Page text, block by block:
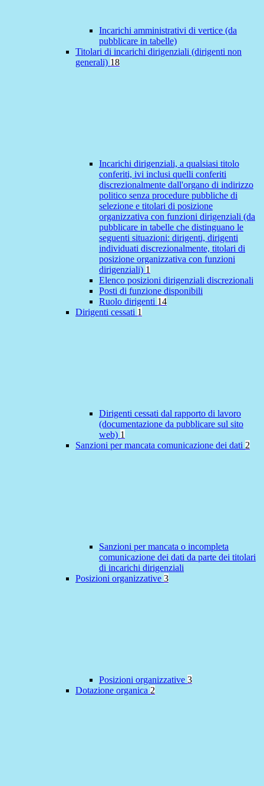
Incarichi amministrativi di vertice (da
pubblicare in tabelle)
Titolari di incarichi dirigenziali (dirigenti non
generali) 18
Incarichi dirigenziali, a qualsiasi titolo
conferiti, ivi inclusi quelli conferiti
discrezionalmente dall'organo di indirizzo
politico senza procedure pubbliche di
selezione e titolari di posizione
organizzativa con funzioni dirigenziali (da
pubblicare in tabelle che distinguano le
seguenti situazioni: dirigenti, dirigenti
individuati discrezionalmente, titolari di
posizione organizzativa con funzioni
dirigenziali) 1
Elenco posizioni dirigenziali discrezionali
Posti di funzione disponibili
Ruolo dirigenti 14
Dirigenti cessati 1
Dirigenti cessati dal rapporto di lavoro
(documentazione da pubblicare sul sito
web) 1
Sanzioni per mancata comunicazione dei dati 2
Sanzioni per mancata o incompleta
comunicazione dei dati da parte dei titolari
di incarichi dirigenziali
Posizioni organizzative 3
Posizioni organizzative 3
Dotazione organica 2